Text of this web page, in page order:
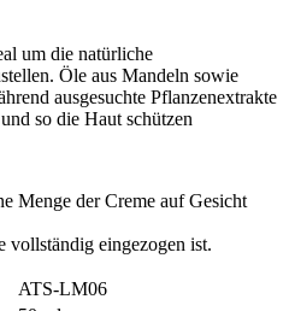
um die natürliche
Öle aus Mandeln sowie
ausgesuchte Pflanzenextrakte
so die Haut schützen
Menge der Creme auf Gesicht
vollständig eingezogen ist.
ATS-LM06